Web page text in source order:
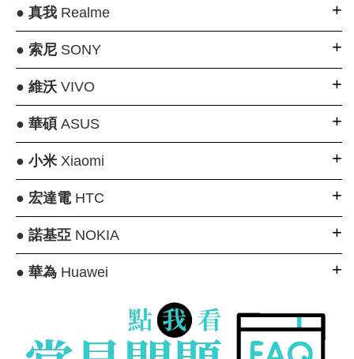
● 真我Realme
● 索尼SONY
● 維沃VIVO
● 華碩 ASUS
● 小米Xiaomi
● 宏達電HTC
● 諾基亞NOKIA
● 華為Huawei